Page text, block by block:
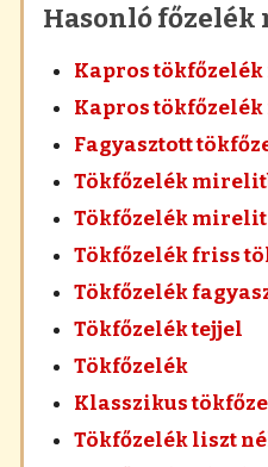
Hasonló főzelék
Kapros
Kapros
Fagyasztott
Tökfőzelék
Tökfőzelék
Tökfőzelék friss
Tökfőzelék
Tökfőzelék tejjel
Tökfőzelék
Klasszikus
Tökfőzelék liszt